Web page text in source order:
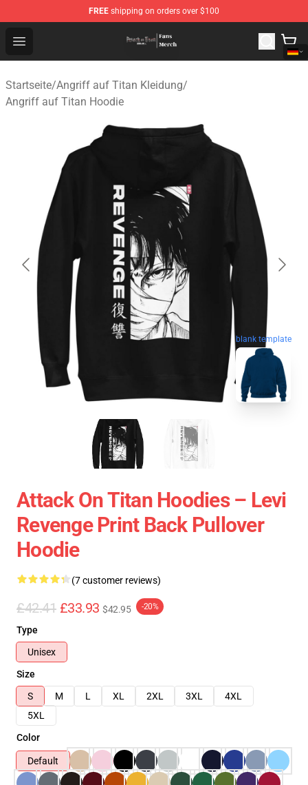
FREE shipping on orders over $100
Open menu
Attack On Titan Store - Official Attack On Titan
Startseite/Angriff auf Titan Kleidung/
Angriff auf Titan Hoodie
blank template
Attack On Titan Hoodies – Levi
Revenge Print Back Pullover
Hoodie
(7 customer reviews)
£42.41 £33.93 $42.95 -20%
Type
Unisex
Size
S
M L XL 2XL 3XL
4XL
5XL
Color
Default